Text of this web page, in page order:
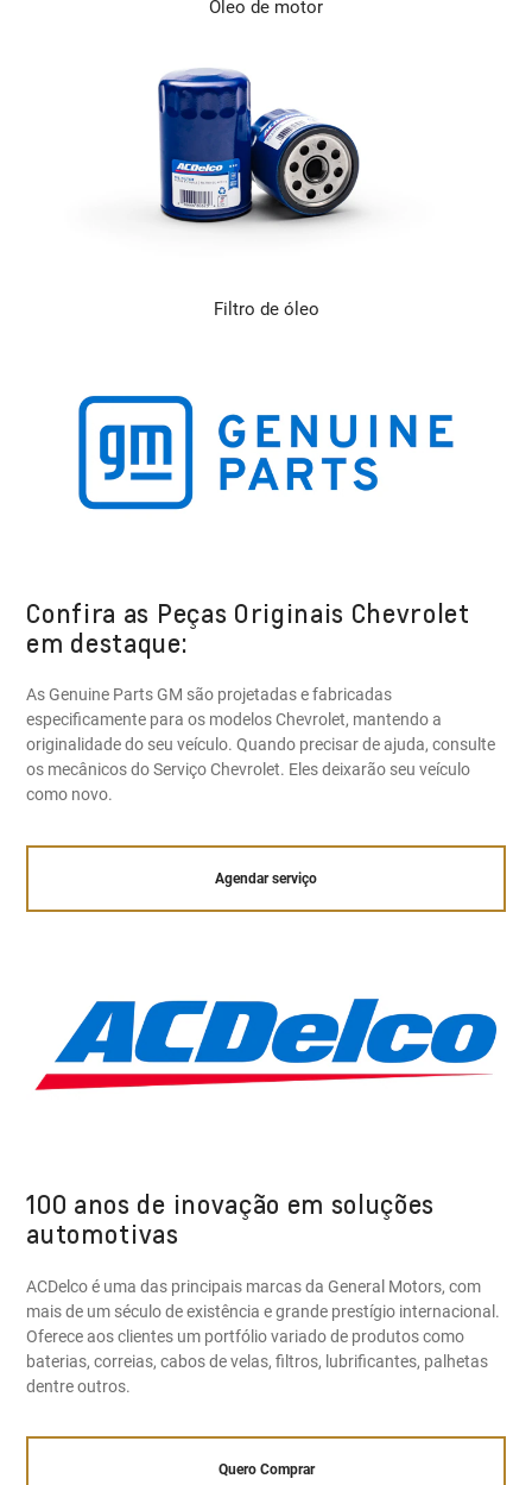
Óleo de motor
Filtro de óleo
Confira as Peças Originais Chevrolet
em destaque:
As Genuine Parts GM são projetadas e fabricadas
especificamente para os modelos Chevrolet, mantendo a
originalidade do seu veículo. Quando precisar de ajuda, consulte
os mecânicos do Serviço Chevrolet. Eles deixarão seu veículo
como novo.
Agendar serviço
100 anos de inovação em soluções
automotivas
ACDelco é uma das principais marcas da General Motors, com
mais de um século de existência e grande prestígio internacional.
Oferece aos clientes um portfólio variado de produtos como
baterias, correias, cabos de velas, filtros, lubrificantes, palhetas
dentre outros.
Quero Comprar